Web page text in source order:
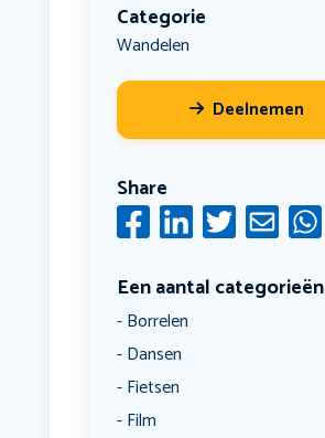
Categorie
Wandelen
Deelnemen
Share
Een aantal categorieën
Borrelen
Dansen
Fietsen
Film